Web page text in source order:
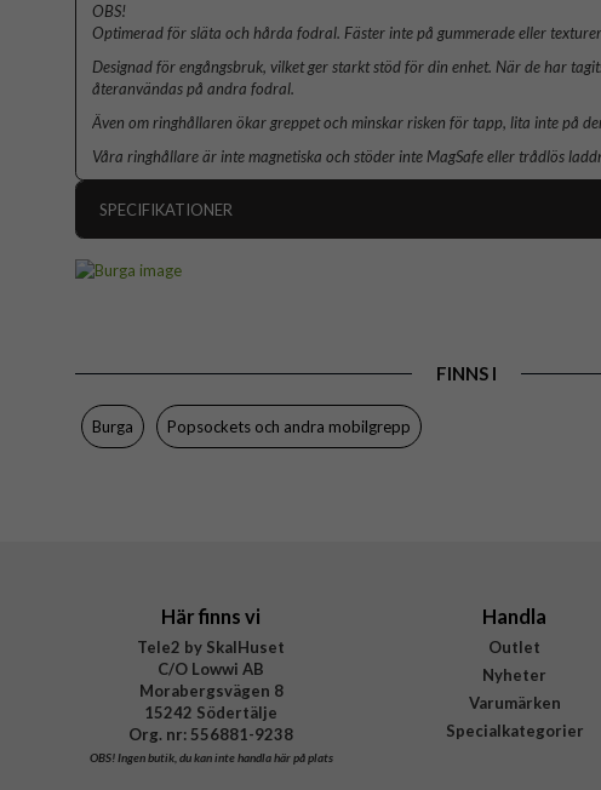
OBS!
Optimerad för släta och hårda fodral. Fäster inte på gummerade eller
Designad för engångsbruk, vilket ger starkt stöd för din enhet. När de har
återanvändas på andra fodral.
Även om ringhållaren ökar greppet och minskar risken för tapp, lita inte på
Våra ringhållare är inte magnetiska och stöder inte MagSafe eller trådlös
SPECIFIKATIONER
Varumärke
Tillverkarens art nr
EAN
FINNS I
Burga Popsockets och andra mobilgrepp
Här finns vi
Tele2 by SkalHuset
C/O Lowwi AB
Morabergsvägen 8
15242 Södertälje
Org. nr: 556881-9238
OBS!Ingen butik, du kan inte handla här på plats
Handla
Outlet
Nyheter
Varumärken
Specialkategorier